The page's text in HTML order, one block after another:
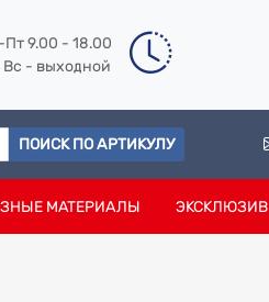
9.00 - 18.00
Вс - выходной
ПОИСК ПО АРТИКУЛУ
МАТЕРИАЛЫ ЭКСКЛЮЗИВ